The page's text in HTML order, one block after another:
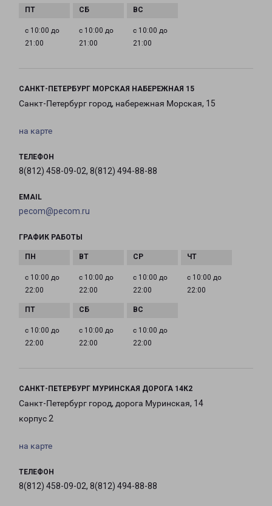
с 10:00 до
21:00
с 10:00 до
21:00
с 10:00 до
21:00
САНКТ-ПЕТЕРБУРГ МОРСКАЯ НАБЕРЕЖНАЯ 15
Санкт-Петербург город, набережная Морская, 15
на карте
ТЕЛЕФОН
8(812) 458-09-02, 8(812) 494-88-88
EMAIL
pecom@pecom.ru
ГРАФИК РАБОТЫ
с 10:00 до
22:00
с 10:00 до
22:00
с 10:00 до
22:00
с 10:00 до
22:00
с 10:00 до
22:00
с 10:00 до
22:00
с 10:00 до
22:00
САНКТ-ПЕТЕРБУРГ МУРИНСКАЯ ДОРОГА 14К2
Санкт-Петербург город, дорога Муринская, 14
корпус 2
на карте
ТЕЛЕФОН
8(812) 458-09-02, 8(812) 494-88-88